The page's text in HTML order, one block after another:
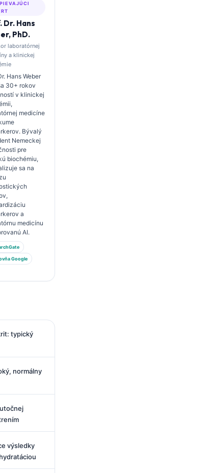
Dr. Hans
PhD.
laboratórnej
a klinickej
Hans Weber
30+ rokov
v klinickej
medicíne
Bývalý
Nemeckej
pre
biochémiu,
sa na
a
medicínu
AI.
Google
typický
normálny
výsledky